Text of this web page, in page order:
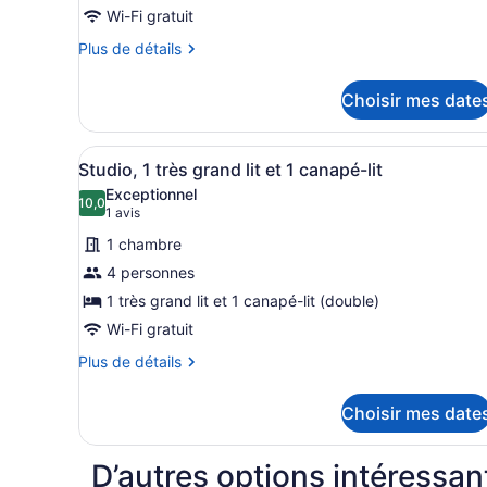
de
chambre :
très
grand
lit
Wi-Fi gratuit
Plus de détails
Plus
Chambre,
très
grand
lit
Choisir mes
Afficher
toutes
les
photos
pour
ce
type
de
chambre :
très
Une chambre d’hôtel
3
Studio, 1 très grand lit et 1 canapé-lit
10,010,0 sur 10
Exceptionnel
1 avis
(1 avis)
1 chambre
4 personnes
1 très grand lit et 1 canapé-lit (double)
Wi-Fi gratuit
Plus de détails
Plus
Studio,
Choisir mes
D’autres options